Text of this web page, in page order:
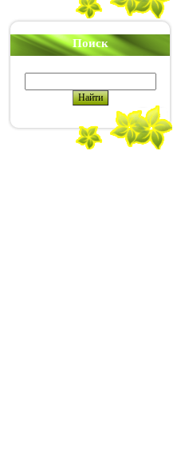
Поиск